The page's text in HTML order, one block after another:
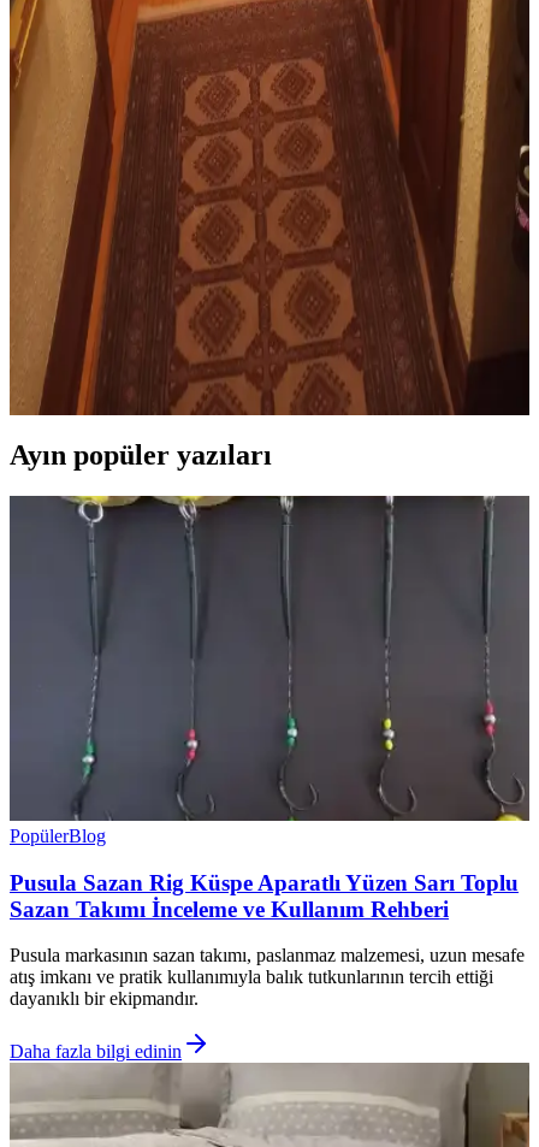
Resmi oturma odalarında halı seçimi, mekânın estetiği ve
fonksiyonelliği için önemlidir. Beyaz ve nötr zeminlerde sıcaklık
katan, klasik ve kaliteli halılar tercih edilmelidir.
Yemek Odası Halısı Seçiminde Tasarım, Boyut ve
Malzeme Kriterleri
Yemek odasında halı seçimi, boyut, renk, malzeme ve tasarım
uyumu gibi faktörlerle mekanın fonksiyonelliğini ve estetiğini
etkiler. Kullanıcı tercihleri de seçimde önemli rol oynar.
Koridor Halısı Seçiminde Doğru Uzunluk ve
Genişlik Ölçütleriyle Estetik ve Fonksiyonellik
Koridor halısı seçiminde doğru uzunluk ve genişlik, estetik denge ve
kullanım rahatlığı sağlar. Yanlarda boşluk bırakmak ve kapı
eşiklerine uygun uzunluk tercih edilmelidir.
Ayın popüler yazıları
PopülerBlog
Pusula Sazan Rig Küspe Aparatlı Yüzen Sarı Toplu
Sazan Takımı İnceleme ve Kullanım Rehberi
Pusula markasının sazan takımı, paslanmaz malzemesi, uzun mesafe
atış imkanı ve pratik kullanımıyla balık tutkunlarının tercih ettiği
dayanıklı bir ekipmandır.
Daha fazla bilgi edinin